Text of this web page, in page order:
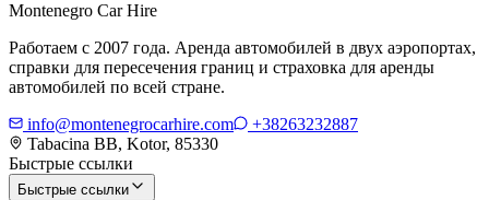
Montenegro Car Hire
Работаем с 2007 года. Аренда автомобилей в двух аэропортах,
справки для пересечения границ и страховка для аренды
автомобилей по всей стране.
info@montenegrocarhire.com
+38263232887
Tabacina BB, Kotor, 85330
Быстрые ссылки
Быстрые ссылки